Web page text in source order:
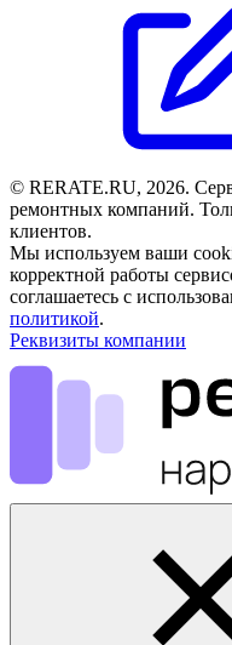
© RERATE.RU, 2026.
ремонтных компаний.
клиентов.
Мы используем ваши
корректной работы
соглашаетесь с
политикой.
Реквизиты компании